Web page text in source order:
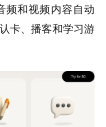
频和视频内容自动
卡、播客和学习游